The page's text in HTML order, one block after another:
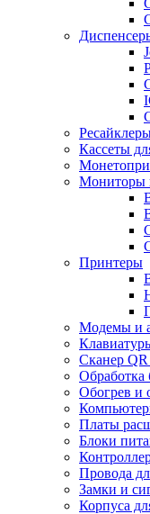
Кассеты
Мониторы
Принтеры
Модемы и
Сканер
Обработка
Обогрев и
Платы
Блоки
Провода
Замки и
Корпуса